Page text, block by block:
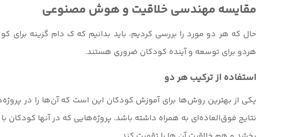
مقایسه مهندسی خلاقیت و هوش مصنوعی
حال که هر دو مورد را بررسی کردیم، باید بدانیم که ک دام گزینه برای
هردو برای توسعه و آینده کودکان ضروری هستند.
استفاده از ترکیب هر دو
یکی از بهترین روش‌ها برای آموزش کودکان این است که آن‌ها را در
نتایج فوق‌العاده‌ای به همراه داشته باشد. پروژه‌هایی که در آنها